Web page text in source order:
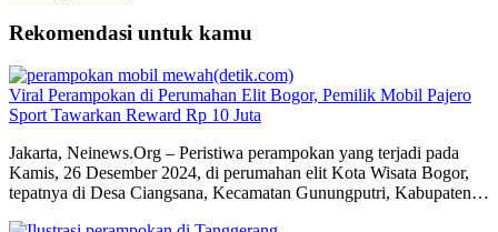
Rekomendasi untuk kamu
Viral Perampokan di Perumahan Elit Bogor, Pemilik Mobil Pajero
Sport Tawarkan Reward Rp 10 Juta
Jakarta, Neinews.Org – Peristiwa perampokan yang terjadi pada
Kamis, 26 Desember 2024, di perumahan elit Kota Wisata Bogor,
tepatnya di Desa Ciangsana, Kecamatan Gunungputri, Kabupaten…